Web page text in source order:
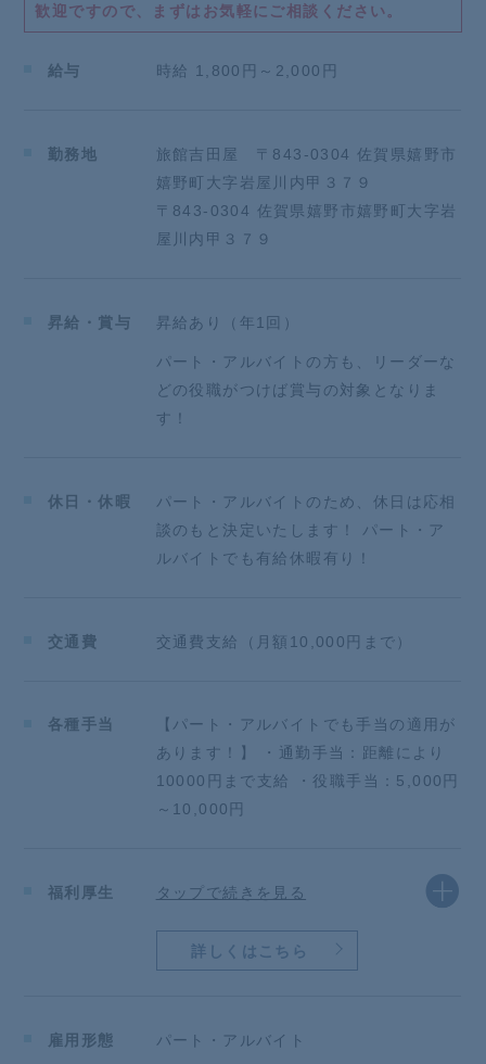
■会社行事多数で部署の垣根を越えて仲の良い、働き
やすい環境！
■「やりたい事をやりたい人がやれる会社」を目指し
【私たちが大切にしている考え】
「まずは”スタッフの豊かな心”を醸成したい」
私たちが目指す「おもてなし」を体現するのは「人」
し」
そのため、働き方・残業・休日・仲間・福利厚生
など様々な視点からスタッフの豊かな心を養っており
★★★★★★★★★★★★★★★★★★★★★★★★
採用面接前に職場見学だけでもしてみませんか！
店舗の雰囲気・仕事内容を見学した後、希望をお聞か
★★★★★★
はお電話にてお気軽にご連絡ください！
担当者よりご案内させていただきます。
問するだけでもOKです！
歓迎ですので、まずはお気軽にご相談ください。
給与 時給 1,800円～2,000円
勤務地
旅館吉田屋 〒843-0304 佐賀県嬉野市
嬉野町大字岩屋川内甲３７９
〒843-0304 佐賀県嬉野市嬉野町大字岩
屋川内甲３７９
昇給・賞与 昇給あり（年1回）
パート・アルバイトの方も、リーダーな
どの役職がつけば賞与の対象となりま
す！
休日・休暇
パート・アルバイトのため、休日は応相
談のもと決定いたします！ パート・ア
ルバイトでも有給休暇有り！
交通費 交通費支給（月額10,000円まで）
各種手当
【パート・アルバイトでも手当の適用が
あります！】 ・通勤手当：距離により
10000円まで支給 ・役職手当：5,000円
～10,000円
福利厚生 タップで続きを見る
詳しくはこちら
雇用形態 パート・アルバイト